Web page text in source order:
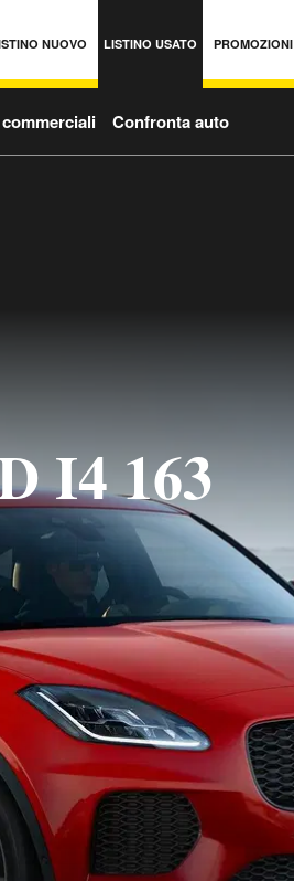
NUOVO LISTINO USATO PROMOZIONI
Confronta auto
I4 163